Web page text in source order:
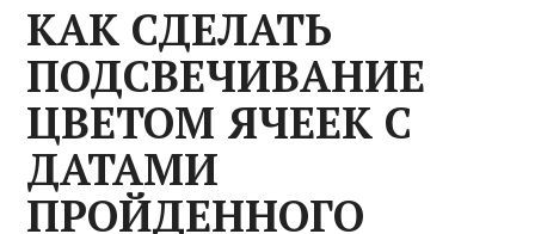
КАК СДЕЛАТЬ
ПОДСВЕЧИВАНИЕ
ЦВЕТОМ ЯЧЕЕК С
ДАТАМИ
ПРОЙДЕННОГО